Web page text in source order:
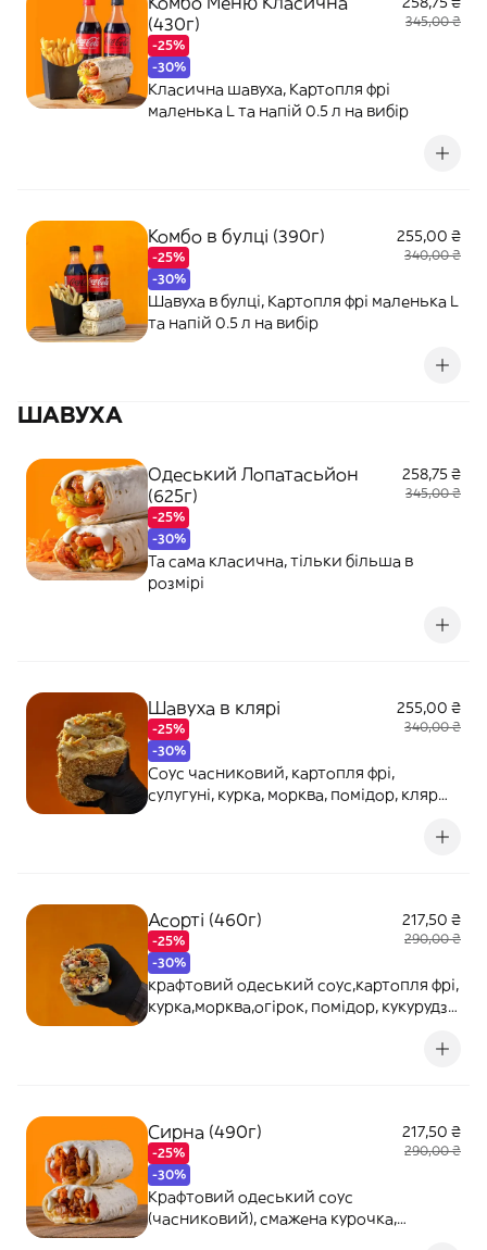
(430г)
-25%
-30%
345,00 ₴
Класична шавуха, Картопля фрі
маленька L та напій 0.5 л на вибір
Комбо в булці (390г)
-25%
-30%
255,00 ₴
340,00 ₴
Шавуха в булці, Картопля фрі маленька L
та напій 0.5 л на вибір
ШАВУХА
Одеський Лопатасьйон
(625г)
-25%
-30%
258,75 ₴
345,00 ₴
Та сама класична, тільки більша в
розмірі
Шавуха в клярі
-25%
-30%
255,00 ₴
340,00 ₴
Соус часниковий, картопля фрі,
сулугуні, курка, морква, помідор, кляр
Асорті (460г)
-25%
-30%
217,50 ₴
290,00 ₴
крафтовий одеський соус,картопля фрі,
курка,морква,огірок, помідор, кукурудза,
Сирна (490г)
-25%
-30%
217,50 ₴
290,00 ₴
Крафтовий одеський соус
(часниковий), смажена курочка,